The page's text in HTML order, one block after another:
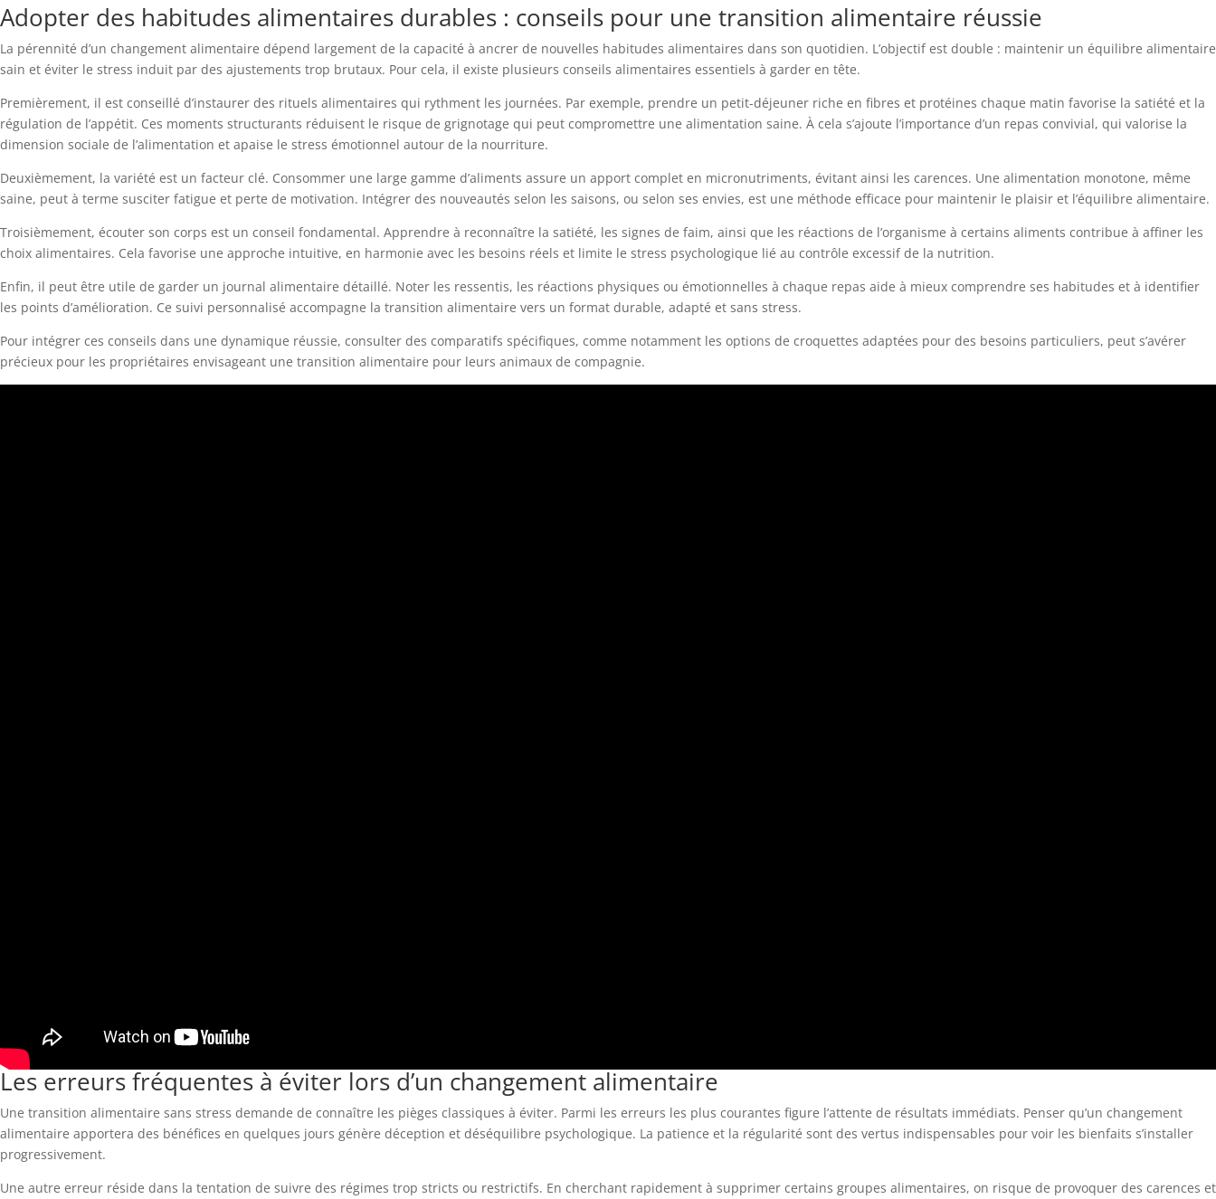
Adopter des habitudes alimentaires durables : conseils pour une transition alimentaire réussie
La pérennité d’un changement alimentaire dépend largement de la capacité à ancrer de nouvelles habitudes alimentaires dans son quotidien. L’objectif est double : maintenir un équilibre alimentaire
sain et éviter le stress induit par des ajustements trop brutaux. Pour cela, il existe plusieurs conseils alimentaires essentiels à garder en tête.
Premièrement, il est conseillé d’instaurer des rituels alimentaires qui rythment les journées. Par exemple, prendre un petit-déjeuner riche en fibres et protéines chaque matin favorise la satiété et la
régulation de l’appétit. Ces moments structurants réduisent le risque de grignotage qui peut compromettre une alimentation saine. À cela s’ajoute l’importance d’un repas convivial, qui valorise la
dimension sociale de l’alimentation et apaise le stress émotionnel autour de la nourriture.
Deuxièmement, la variété est un facteur clé. Consommer une large gamme d’aliments assure un apport complet en micronutriments, évitant ainsi les carences. Une alimentation monotone, même
saine, peut à terme susciter fatigue et perte de motivation. Intégrer des nouveautés selon les saisons, ou selon ses envies, est une méthode efficace pour maintenir le plaisir et l’équilibre alimentaire.
Troisièmement, écouter son corps est un conseil fondamental. Apprendre à reconnaître la satiété, les signes de faim, ainsi que les réactions de l’organisme à certains aliments contribue à affiner les
choix alimentaires. Cela favorise une approche intuitive, en harmonie avec les besoins réels et limite le stress psychologique lié au contrôle excessif de la nutrition.
Enfin, il peut être utile de garder un journal alimentaire détaillé. Noter les ressentis, les réactions physiques ou émotionnelles à chaque repas aide à mieux comprendre ses habitudes et à identifier
les points d’amélioration. Ce suivi personnalisé accompagne la transition alimentaire vers un format durable, adapté et sans stress.
Pour intégrer ces conseils dans une dynamique réussie, consulter des comparatifs spécifiques, comme notamment les options de croquettes adaptées pour des besoins particuliers, peut s’avérer
précieux pour les propriétaires envisageant une transition alimentaire pour leurs animaux de compagnie.
Les erreurs fréquentes à éviter lors d’un changement alimentaire
Une transition alimentaire sans stress demande de connaître les pièges classiques à éviter. Parmi les erreurs les plus courantes figure l’attente de résultats immédiats. Penser qu’un changement
alimentaire apportera des bénéfices en quelques jours génère déception et déséquilibre psychologique. La patience et la régularité sont des vertus indispensables pour voir les bienfaits s’installer
progressivement.
Une autre erreur réside dans la tentation de suivre des régimes trop stricts ou restrictifs. En cherchant rapidement à supprimer certains groupes alimentaires, on risque de provoquer des carences et